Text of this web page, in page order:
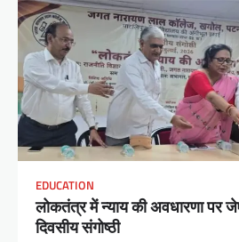
EDUCATION
लोकतंत्र में न्याय की अवधारणा पर
दिवसीय संगोष्ठी